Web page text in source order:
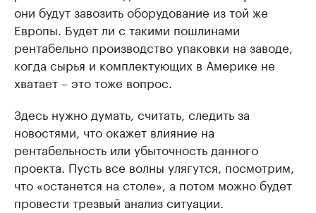
они будут завозить оборудование из той же
Европы. Будет ли с такими пошлинами
рентабельно производство упаковки на заводе,
когда сырья и комплектующих в Америке не
хватает – это тоже вопрос.
Здесь нужно думать, считать, следить за
новостями, что окажет влияние на
рентабельность или убыточность данного
проекта. Пусть все волны улягутся, посмотрим,
что «останется на столе», а потом можно будет
провести трезвый анализ ситуации.